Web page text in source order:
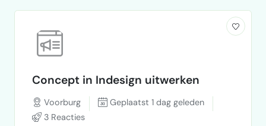
Concept in Indesign uitwerken
Voorburg
Geplaatst 1 dag geleden
3 Reacties